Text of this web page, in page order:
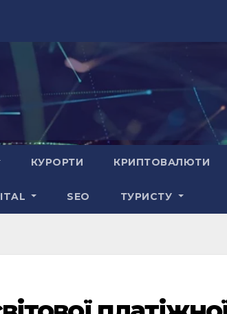
КУРОРТИ КРИПТОВАЛЮТИ
SEO ТУРИСТУ